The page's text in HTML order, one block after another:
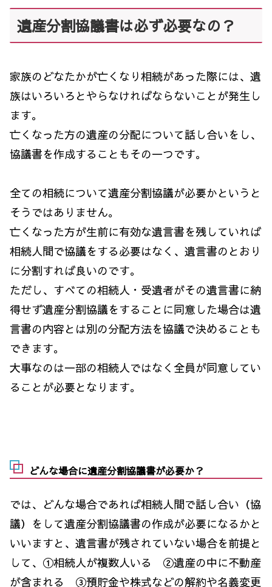
遺産分割協議書は必ず必要なの？
家族のどなたかが亡くなり相続があった際には、遺
族はいろいろとやらなければならないことが発生し
ます。
亡くなった方の遺産の分配について話し合いをし、
協議書を作成することもその一つです。
全ての相続について遺産分割協議が必要かというと
そうではありません。
亡くなった方が生前に有効な遺言書を残していれば
相続人間で協議をする必要はなく、遺言書のとおり
に分割すれば良いのです。
ただし、すべての相続人・受遺者がその遺言書に納
得せず遺産分割協議をすることに同意した場合は遺
言書の内容とは別の分配方法を協議で決めることも
できます。
大事なのは一部の相続人ではなく全員が同意してい
ることが必要となります。
どんな場合に遺産分割協議書が必要か？
では、どんな場合であれば相続人間で話し合い（協
議）をして遺産分割協議書の作成が必要になるかと
いいますと、遺言書が残されていない場合を前提と
して、①相続人が複数人いる ②遺産の中に不動産
が含まれる ③預貯金や株式などの解約や名義変更